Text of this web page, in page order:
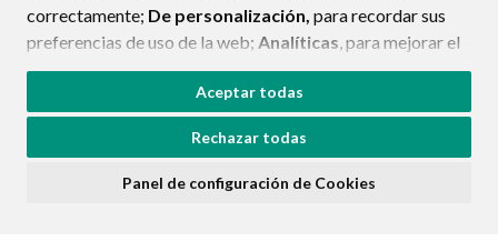
correctamente; De personalización, para recordar sus
preferencias de uso de la web; Analíticas, para mejorar el
funcionamiento de la web y sus servicios.
Si acepta pulsando el botón“Aceptar todas”
consideramos que acepta su uso. Si pulsa el botón
ninguna acción, se guardarán las cookies técnicas
Aceptar todas
Rechazar todas
Panel de configuración de Cookies